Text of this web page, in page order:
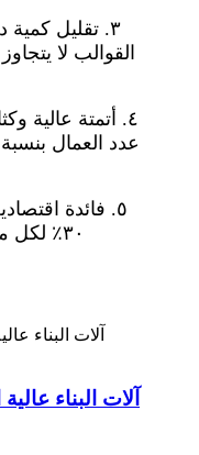
٣. تقليل
٤. أتمتة عالية
٥. فائدة
٣٠٪ لكل
آلات البناء